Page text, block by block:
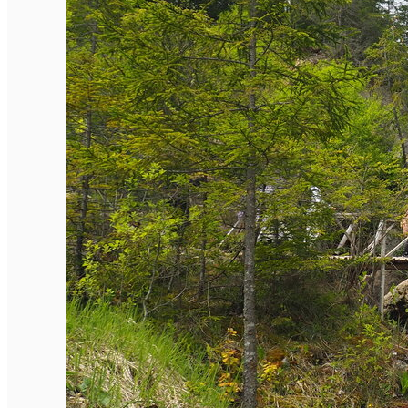
English
Închirieri de biciclete